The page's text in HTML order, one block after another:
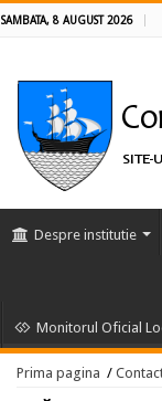
SAMBATA, 8 AUGUST 2026
Despre institutie
Monitorul Oficial
Prima pagina /